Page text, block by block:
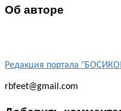
Об авторе
Редакция портала
rbfeet@gmail.com